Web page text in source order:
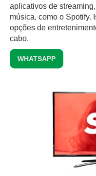
aplicativos de
música, como o Spotify.
opções de
cabo.
WHATSAPP